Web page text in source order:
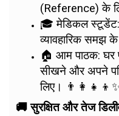
(Reference) के
🎓 मेडिकल स्टूडेंट:
व्यावहारिक समझ
🏠 आम पाठक: घर
सीखने और अपने
लिए।
🚚 सुरक्षित और तेज